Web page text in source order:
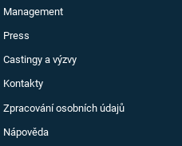
Management
Press
Castingy a výzvy
Kontakty
Zpracování osobních údajů
Nápověda